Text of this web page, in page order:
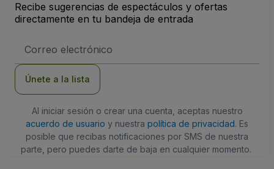
Recibe sugerencias de espectáculos y ofertas
directamente en tu bandeja de entrada
de
Únete a la lista
Al iniciar sesión o crear una cuenta, aceptas nuestro
acuerdo de usuario y nuestra política de privacidad. Es
posible que recibas notificaciones por SMS de nuestra
parte, pero puedes darte de baja en cualquier momento.